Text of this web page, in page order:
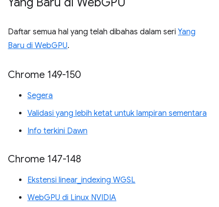
Daftar semua hal yang telah dibahas dalam seri Yang
Baru di WebGPU.
Chrome 149-150
Segera
Validasi yang lebih ketat untuk lampiran sementara
Info terkini Dawn
Chrome 147-148
Ekstensi linear_indexing WGSL
WebGPU di Linux NVIDIA